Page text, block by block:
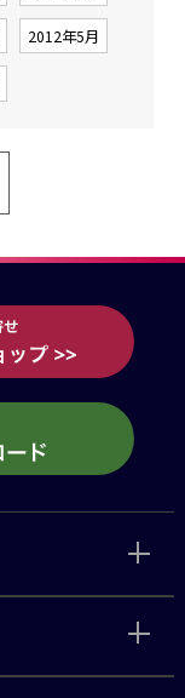
2012年5月